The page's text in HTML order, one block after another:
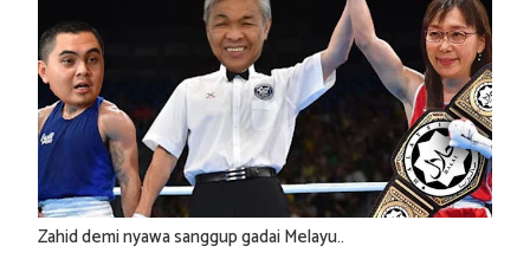
Zahid demi nyawa sanggup gadai Melayu..